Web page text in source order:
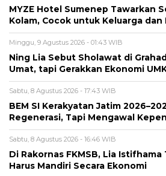
MYZE Hotel Sumenep Tawarkan
Kolam, Cocok untuk Keluarga dan
Minggu, 9 Agustus 2026 - 01:43 WIB
Ning Lia Sebut Sholawat di
Umat, tapi Gerakkan Ekonomi
Sabtu, 8 Agustus 2026 - 17:43 WIB
BEM SI Kerakyatan Jatim
Regenerasi, Tapi Mengawal
Sabtu, 8 Agustus 2026 - 16:46 WIB
Di Rakornas FKMSB, Lia
Harus Mandiri Secara Ekonomi